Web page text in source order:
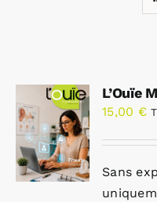
L’Ouïe
15,00 €
Sans